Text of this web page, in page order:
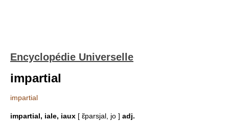
Encyclopédie Universelle
impartial
impartial
impartial, iale, iaux [ ɛ̃parsjal, jo ] adj.